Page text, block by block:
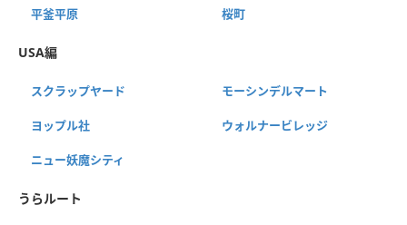
平釜平原 桜町
USA編
スクラップヤード モーシンデルマート
ヨップル社 ウォルナービレッジ
ニュー妖魔シティ
うらルート